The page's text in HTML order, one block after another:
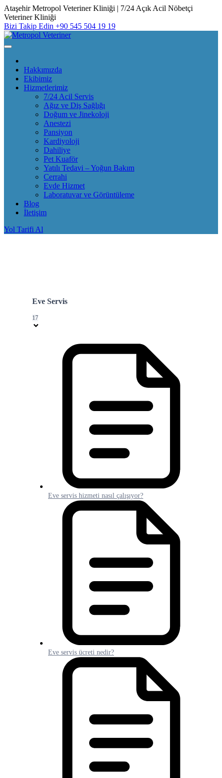
Skip
to
content
Ataşehir Metropol Veteriner Kliniği | 7/24 Açık Acil Nöbetçi
Veteriner Kliniği
Bizi Takip Edin +90 545 504 19 19
Hakkımızda
Ekibimiz
Hizmetlerimiz
7/24 Acil Servis
Ağız ve Diş Sağlığı
Doğum ve Jinekoloji
Anestezi
Pansiyon
Kardiyoloji
Dahiliye
Pet Kuaför
Yatılı Tedavi – Yoğun Bakım
Cerrahi
Evde Hizmet
Laboratuvar ve Görüntüleme
Blog
İletişim
Yol Tarifi Al
Eve Servis
17
Eve servis hizmeti nasıl çalışıyor?
Eve servis ücreti nedir?